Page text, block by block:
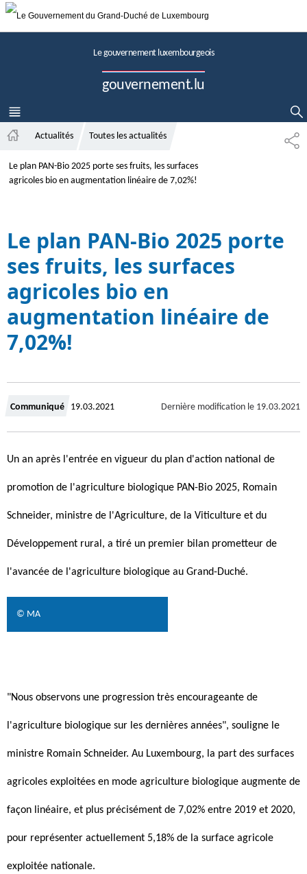
Aller au menu principal
Aller au contenu
Le gouvernement luxembourgeois
gouvernement.lu
MENU
PRINCIPAL
AFFICHER / MASQUER LA RECHERCHE
P
c
c
l
Actualités Toutes les actualités
Le plan PAN-Bio 2025 porte ses fruits, les surfaces
agricoles bio en augmentation linéaire de 7,02%!
Le plan PAN-Bio 2025 porte
ses fruits, les surfaces
agricoles bio en
augmentation linéaire de
7,02%!
Communiqué C
r
é
e
l
e
19.03.2021 Dernière modification le 19.03.2021
Un an après l'entrée en vigueur du plan d'action national de
promotion de l'agriculture biologique PAN-Bio 2025, Romain
Schneider, ministre de l'Agriculture, de la Viticulture et du
Développement rural, a tiré un premier bilan prometteur de
l'avancée de l'agriculture biologique au Grand-Duché.
© MA
"Nous observons une progression très encourageante de
l'agriculture biologique sur les dernières années", souligne le
ministre Romain Schneider. Au Luxembourg, la part des surfaces
agricoles exploitées en mode agriculture biologique augmente de
façon linéaire, et plus précisément de 7,02% entre 2019 et 2020,
pour représenter actuellement 5,18% de la surface agricole
exploitée nationale.